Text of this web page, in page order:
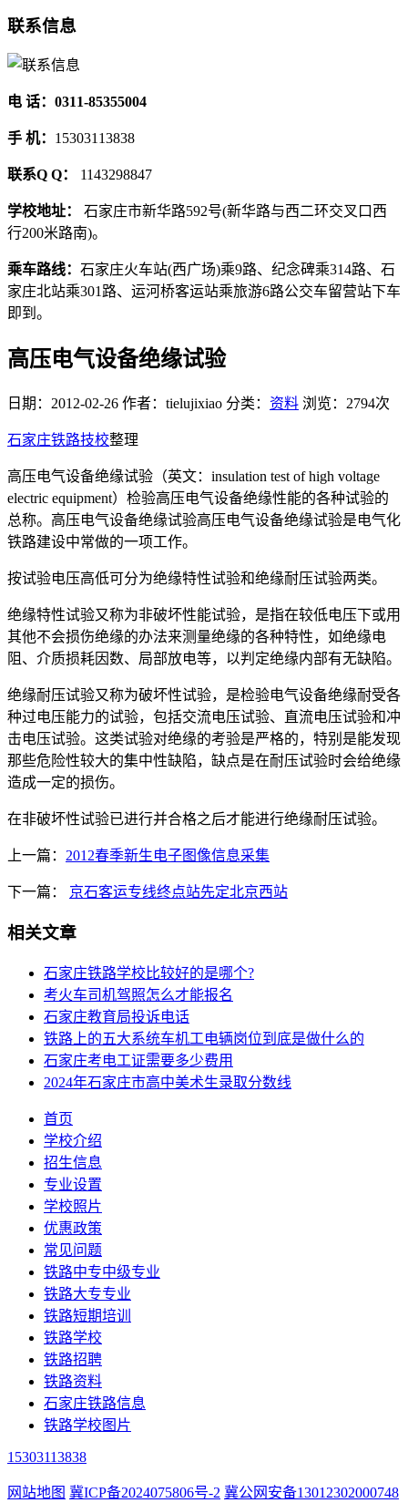
联系信息
电 话：0311-85355004
手 机： 15303113838
联系Q Q： 1143298847
学校地址： 石家庄市新华路592号(新华路与西二环交叉口西
行200米路南)。
乘车路线： 石家庄火车站(西广场)乘9路、纪念碑乘314路、石
家庄北站乘301路、运河桥客运站乘旅游6路公交车留营站下车
即到。
高压电气设备绝缘试验
日期：2012-02-26 作者：tielujixiao 分类： 资料 浏览：2794次
石家庄铁路技校整理
高压电气设备绝缘试验（英文：insulation test of high voltage
electric equipment）检验高压电气设备绝缘性能的各种试验的
总称。高压电气设备绝缘试验高压电气设备绝缘试验是电气化
铁路建设中常做的一项工作。
按试验电压高低可分为绝缘特性试验和绝缘耐压试验两类。
绝缘特性试验又称为非破坏性能试验，是指在较低电压下或用
其他不会损伤绝缘的办法来测量绝缘的各种特性，如绝缘电
阻、介质损耗因数、局部放电等，以判定绝缘内部有无缺陷。
绝缘耐压试验又称为破坏性试验，是检验电气设备绝缘耐受各
种过电压能力的试验，包括交流电压试验、直流电压试验和冲
击电压试验。这类试验对绝缘的考验是严格的，特别是能发现
那些危险性较大的集中性缺陷，缺点是在耐压试验时会给绝缘
造成一定的损伤。
在非破坏性试验已进行并合格之后才能进行绝缘耐压试验。
上一篇： 2012春季新生电子图像信息采集
下一篇： 京石客运专线终点站先定北京西站
相关文章
石家庄铁路学校比较好的是哪个?
考火车司机驾照怎么才能报名
石家庄教育局投诉电话
铁路上的五大系统车机工电辆岗位到底是做什么的
石家庄考电工证需要多少费用
2024年石家庄市高中美术生录取分数线
首页
学校介绍
招生信息
专业设置
学校照片
优惠政策
常见问题
铁路中专中级专业
铁路大专专业
铁路短期培训
铁路学校
铁路招聘
铁路资料
石家庄铁路信息
铁路学校图片
15303113838
网站地图 冀ICP备2024075806号-2 冀公网安备13012302000748